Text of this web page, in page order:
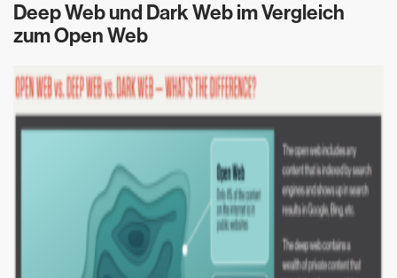
Deep Web und Dark Web im Vergleich
zum Open Web